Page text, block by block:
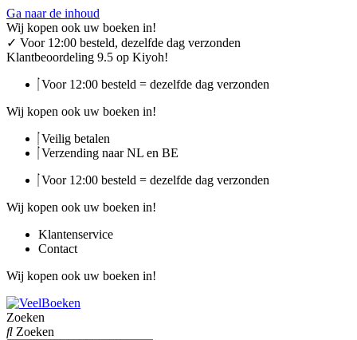
Ga naar de inhoud
Wij kopen ook uw boeken in!
✓ Voor 12:00 besteld, dezelfde dag verzonden
Klantbeoordeling 9.5 op Kiyoh!
Voor 12:00 besteld = dezelfde dag verzonden
Wij kopen ook uw boeken in!
Veilig betalen
Verzending naar NL en BE
Voor 12:00 besteld = dezelfde dag verzonden
Wij kopen ook uw boeken in!
Klantenservice
Contact
Wij kopen ook uw boeken in!
Zoeken
Zoeken